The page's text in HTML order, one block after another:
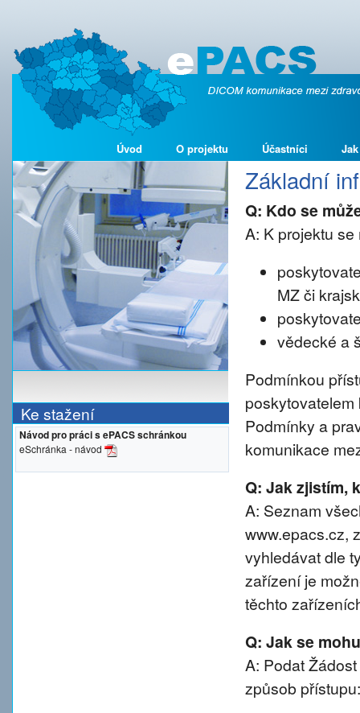
Úvod O projektu Účastníci
Ke stažení
Návod pro práci s ePACS schránkou
eSchránka - návod
Základní
Q: Kdo se
A: K projektu
MZ či
vědecké a
Podmínkou
poskytovatelem
Podmínky a
komunikace
Q: Jak zjistím,
A: Seznam
www.epacs.cz,
vyhledávat dle
zařízení je
těchto
Q: Jak se
A: Podat
způsob přístupu: